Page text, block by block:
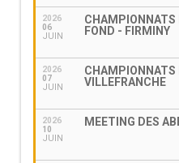
2026
06
JUIN
CHAMPIONNATS
FOND - FIRMINY
2026
07
JUIN
CHAMPIONNATS
VILLEFRANCHE
2026
10
JUIN
MEETING DES